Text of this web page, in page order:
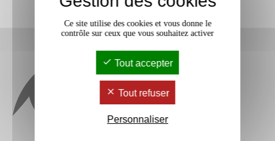
Ce site utilise des cookies et vous donne le
contrôle sur ceux que vous souhaitez activer
Tout accepter
Tout refuser
Personnaliser